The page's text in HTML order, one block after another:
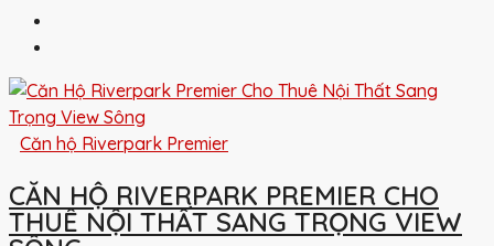
Căn hộ Riverpark Premier
CĂN HỘ RIVERPARK PREMIER CHO
THUÊ NỘI THẤT SANG TRỌNG VIEW